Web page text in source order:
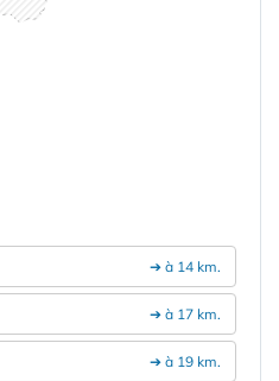
➔ à 14 km.
➔ à 17 km.
➔ à 19 km.